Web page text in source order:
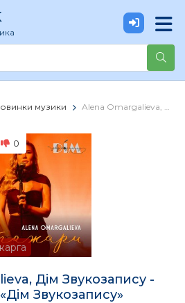
музики Alena Omargalieva, Дім Звукозапису - Стожари «Дім Звукозапису»
0
Дім Звукозапису -
Звукозапису»